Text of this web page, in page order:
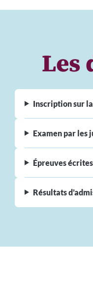
Les
Inscription sur
Examen par les
Épreuves
Résultats